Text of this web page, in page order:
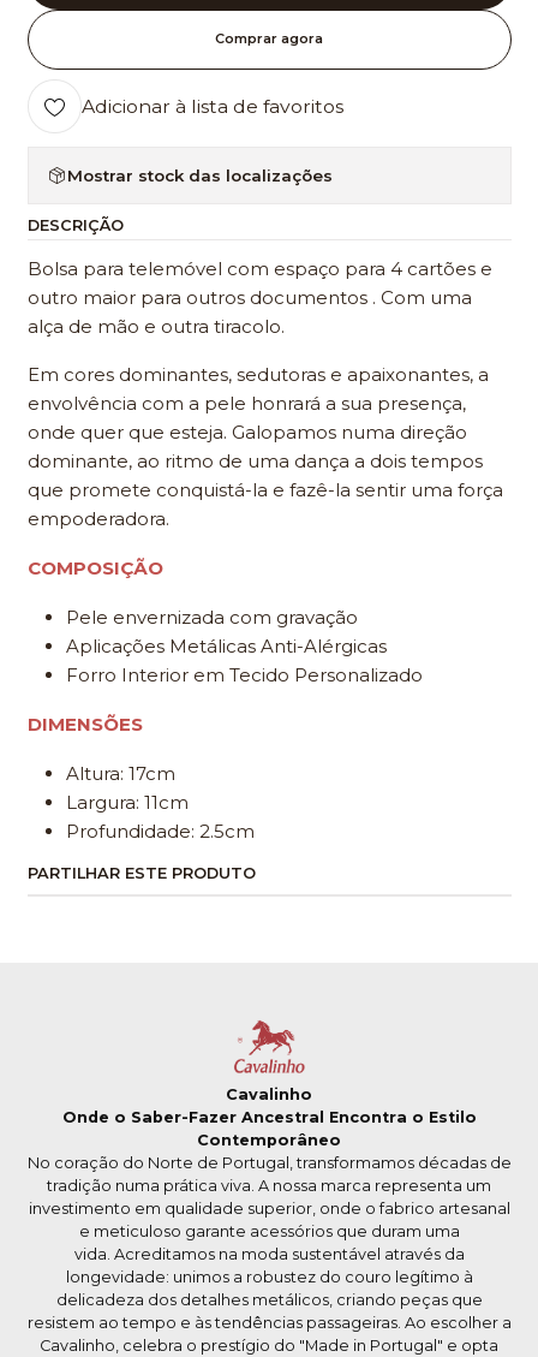
Comprar agora
Adicionar à lista de favoritos
Mostrar stock das localizações
DESCRIÇÃO
Bolsa para telemóvel com espaço para 4 cartões e
outro maior para outros documentos . Com uma
alça de mão e outra tiracolo.
Em cores dominantes, sedutoras e apaixonantes, a
envolvência com a pele honrará a sua presença,
onde quer que esteja. Galopamos numa direção
dominante, ao ritmo de uma dança a dois tempos
que promete conquistá-la e fazê-la sentir uma força
empoderadora.
COMPOSIÇÃO
Pele envernizada com gravação
Aplicações Metálicas Anti-Alérgicas
Forro Interior em Tecido Personalizado
DIMENSÕES
Altura: 17cm
Largura: 11cm
Profundidade: 2.5cm
PARTILHAR ESTE PRODUTO
Cavalinho
Onde o Saber-Fazer Ancestral Encontra o Estilo
Contemporâneo
No coração do Norte de Portugal, transformamos décadas de
tradição numa prática viva. A nossa marca representa um
investimento em qualidade superior, onde o fabrico artesanal
e meticuloso garante acessórios que duram uma
vida. Acreditamos na moda sustentável através da
longevidade: unimos a robustez do couro legítimo à
delicadeza dos detalhes metálicos, criando peças que
resistem ao tempo e às tendências passageiras. Ao escolher a
Cavalinho, celebra o prestígio do "Made in Portugal" e opta